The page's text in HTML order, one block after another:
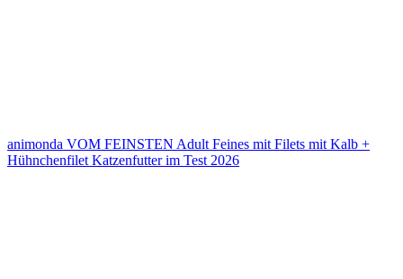
animonda VOM FEINSTEN Adult Feines mit Filets mit Kalb +
Hühnchenfilet Katzenfutter im Test 2026